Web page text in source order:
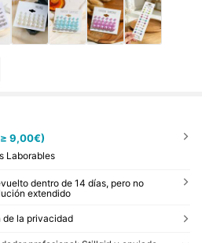
9,00€)
Laborables
dentro de 14 días, pero no
extendido
de la privacidad